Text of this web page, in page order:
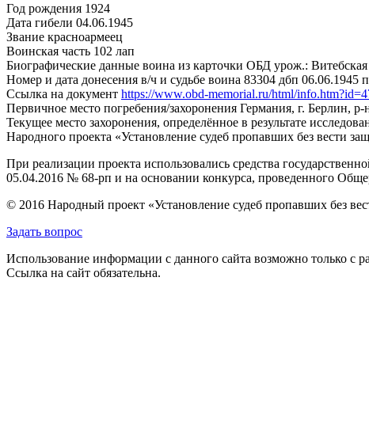
Год рождения 1924
Дата гибели 04.06.1945
Звание красноармеец
Воинская часть 102 лап
Биографические данные воина из карточки ОБД урож.:
Номер и дата донесения в/ч и судьбе воина 83304 дбп 06.06.1945
Ссылка на документ https://www.obd-memorial.ru/html/
Первичное место погребения/захоронения Германия, г. Берлин,
Текущее место захоронения, определённое в результате
Народного проекта «Установление судеб пропавших без вести
При реализации проекта использовались средства
05.04.2016 № 68-рп и на основании конкурса, проведенного
© 2016 Народный проект «Установление судеб пропавших без
Задать вопрос
Использование информации с данного сайта возможно только с
Ссылка на сайт обязательна.